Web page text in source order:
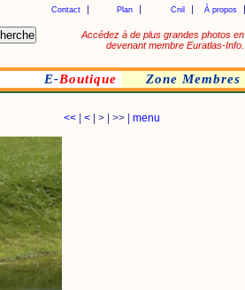
Accédez à de plus grandes photos en
devenant membre Euratlas-Info.
À propos
Cnil
Plan
Contact
E-Boutique Zone Membres
<< < | > | >> | menu